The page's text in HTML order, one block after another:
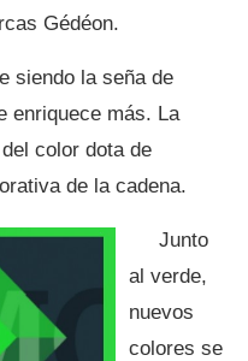
Gédéon.
siendo la seña de
enriquece más. La
color dota de
de la cadena.
Junto
al verde,
nuevos
colores se